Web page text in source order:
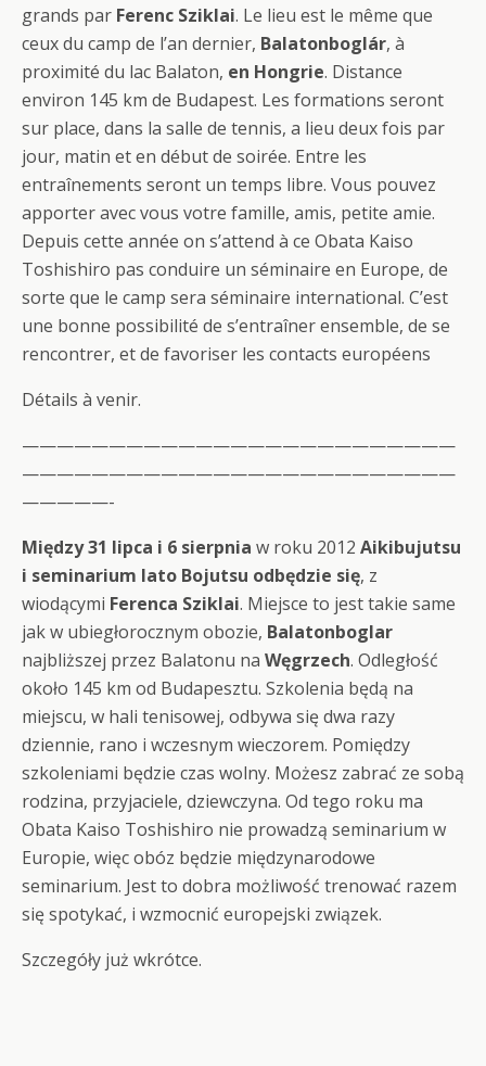
grands par Ferenc Sziklai. Le lieu est le même que
ceux du camp de l’an dernier, Balatonboglár, à
proximité du lac Balaton, en Hongrie. Distance
environ 145 km de Budapest. Les formations seront
sur place, dans la salle de tennis, a lieu deux fois par
jour, matin et en début de soirée. Entre les
entraînements seront un temps libre. Vous pouvez
apporter avec vous votre famille, amis, petite amie.
Depuis cette année on s’attend à ce Obata Kaiso
Toshishiro pas conduire un séminaire en Europe, de
sorte que le camp sera séminaire international. C’est
une bonne possibilité de s’entraîner ensemble, de se
rencontrer, et de favoriser les contacts européens
Détails à venir.
—————————————————————————
—————————————————————————
—————-
Między 31 lipca i 6 sierpnia w roku 2012 Aikibujutsu
i seminarium lato Bojutsu odbędzie się, z
wiodącymi Ferenca Sziklai. Miejsce to jest takie same
jak w ubiegłorocznym obozie, Balatonboglar
najbliższej przez Balatonu na Węgrzech. Odległość
około 145 km od Budapesztu. Szkolenia będą na
miejscu, w hali tenisowej, odbywa się dwa razy
dziennie, rano i wczesnym wieczorem. Pomiędzy
szkoleniami będzie czas wolny. Możesz zabrać ze sobą
rodzina, przyjaciele, dziewczyna. Od tego roku ma
Obata Kaiso Toshishiro nie prowadzą seminarium w
Europie, więc obóz będzie międzynarodowe
seminarium. Jest to dobra możliwość trenować razem
się spotykać, i wzmocnić europejski związek.
Szczegóły już wkrótce.